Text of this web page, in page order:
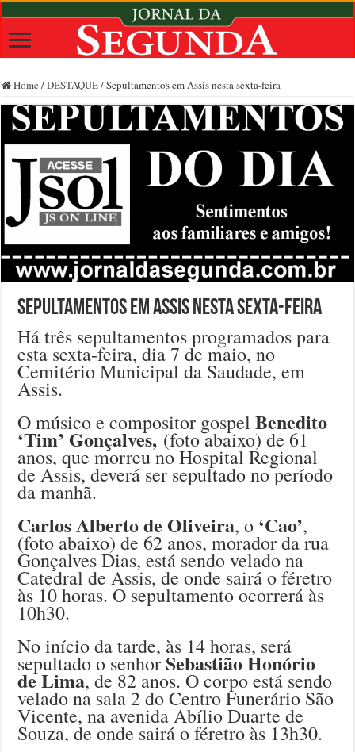
Home /DESTAQUE/Sepultamentos em Assis nesta sexta-feira
Sepultamentos em Assis nesta sexta-feira
Há três sepultamentos programados para
esta sexta-feira, dia 7 de maio, no
Cemitério Municipal da Saudade, em
Assis.
O músico e compositor gospelBenedito
‘Tim’ Gonçalves, (foto abaixo) de 61
anos, que morreu no Hospital Regional
de Assis, deverá ser sepultado no período
da manhã.
Carlos Alberto de Oliveira, o ‘Cao’,
(foto abaixo) de 62 anos, morador da rua
Gonçalves Dias, está sendo velado na
Catedral de Assis, de onde sairá o féretro
às 10 horas. O sepultamento ocorrerá às
10h30.
No início da tarde, às 14 horas, será
sepultado o senhorSebastião Honório
de Lima, de 82 anos. O corpo está sendo
velado na sala 2 do Centro Funerário São
Vicente, na avenida Abílio Duarte de
Souza, de onde sairá o féretro às 13h30.